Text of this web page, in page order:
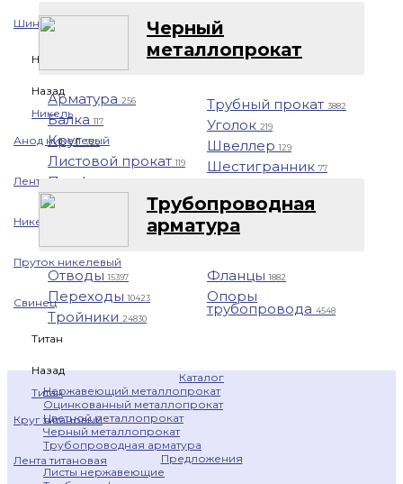
Шина медная
Никель
Назад
Никель
Анод никелевый
Лента никелевая
Никелевая проволока
Пруток никелевый
Свинец
Титан
Назад
Титан
Круг титановый
Лента титановая
Черный
металлопрокат
Арматура 256
Балка117
Круг720
Листовой прокат119
Профнастил
Трубный прокат 3882
Уголок 219
Швеллер129
Шестигранник 77
Трубопроводная
арматура
Отводы15397
Переходы10423
Тройники 24830
Фланцы1882
Опоры
трубопровода 4548
Каталог
Нержавеющий металлопрокат
Оцинкованный металлопрокат
Цветной металлопрокат
Черный металлопрокат
Трубопроводная арматура
Предложения
Листы нержавеющие